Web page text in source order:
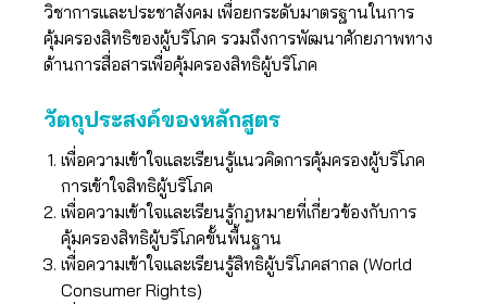
วิชาการและประชาสังคม เพื่อยกระดับมาตรฐานในการ
คุ้มครองสิทธิของผู้บริโภค รวมถึงการพัฒนาศักยภาพทาง
ด้านการสื่อสารเพื่อคุ้มครองสิทธิผู้บริโภค
วัตถุประสงค์ของหลักสูตร
เพื่อความเข้าใจและเรียนรู้แนวคิดการคุ้มครองผู้บริโภค
การเข้าใจสิทธิผู้บริโภค
เพื่อความเข้าใจและเรียนรู้กฎหมายที่เกี่ยวข้องกับการ
คุ้มครองสิทธิผู้บริโภคขั้นพื้นฐาน
เพื่อความเข้าใจและเรียนรู้สิทธิผู้บริโภคสากล (World
Consumer Rights)